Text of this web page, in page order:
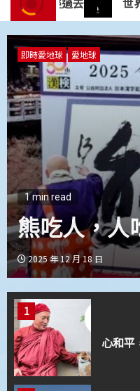
即時愛地球 愛地球
1 min read
大白鯊現生
2025 年 8 月 19 日
3
在覺性
4
止惡行
5
心道法
1
心和平